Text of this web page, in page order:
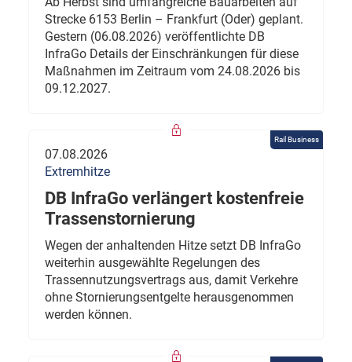
Strecke 6153 Berlin – Frankfurt (Oder) geplant.
Gestern (06.08.2026) veröffentlichte DB
InfraGo Details der Einschränkungen für diese
Maßnahmen im Zeitraum vom 24.08.2026 bis
09.12.2027.
Rail Business
07.08.2026
Extremhitze
DB InfraGo verlängert kostenfreie
Trassenstornierung
Wegen der anhaltenden Hitze setzt DB InfraGo
weiterhin ausgewählte Regelungen des
Trassennutzungsvertrags aus, damit Verkehre
ohne Stornierungsentgelte herausgenommen
werden können.